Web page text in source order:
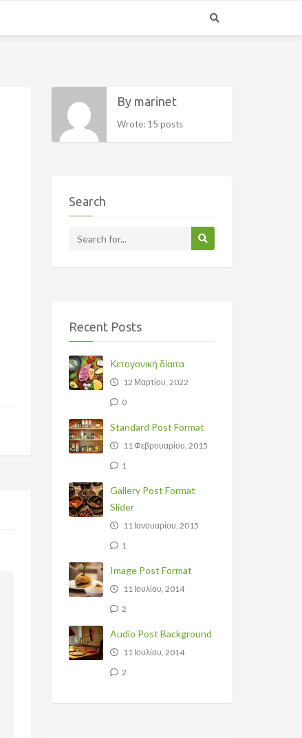
By marinet
Wrote: 15 posts
Search
Recent Posts
Κετογονική δίαιτα
12 Μαρτίου, 2022
0
Standard Post Format
11 Φεβρουαρίου, 2015
1
Gallery Post Format
Slider
11 Ιανουαρίου, 2015
1
Image Post Format
11 Ιουλίου, 2014
2
Audio Post Background
11 Ιουλίου, 2014
2